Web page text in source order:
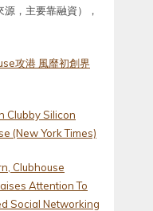
，主要靠融資），
攻港 風靡初創界
Clubby Silicon
(New York Times)
Clubhouse
Attention To
Social Networking